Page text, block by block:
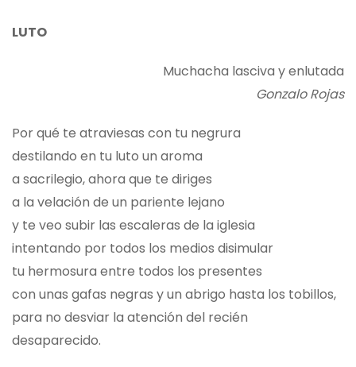
LUTO
Muchacha lasciva y enlutada
Gonzalo Rojas
Por qué te atraviesas con tu negrura
destilando en tu luto un aroma
a sacrilegio, ahora que te diriges
a la velación de un pariente lejano
y te veo subir las escaleras de la iglesia
intentando por todos los medios disimular
tu hermosura entre todos los presentes
con unas gafas negras y un abrigo hasta los tobillos,
para no desviar la atención del recién
desaparecido.